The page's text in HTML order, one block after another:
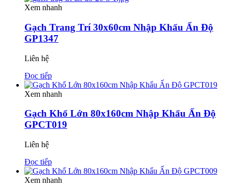
Xem nhanh
Gạch Trang Trí 30x60cm Nhập Khẩu Ấn Độ
GP1347
Liên hệ
Đọc tiếp
Xem nhanh
Gạch Khổ Lớn 80x160cm Nhập Khẩu Ấn Độ
GPCT019
Liên hệ
Đọc tiếp
Xem nhanh